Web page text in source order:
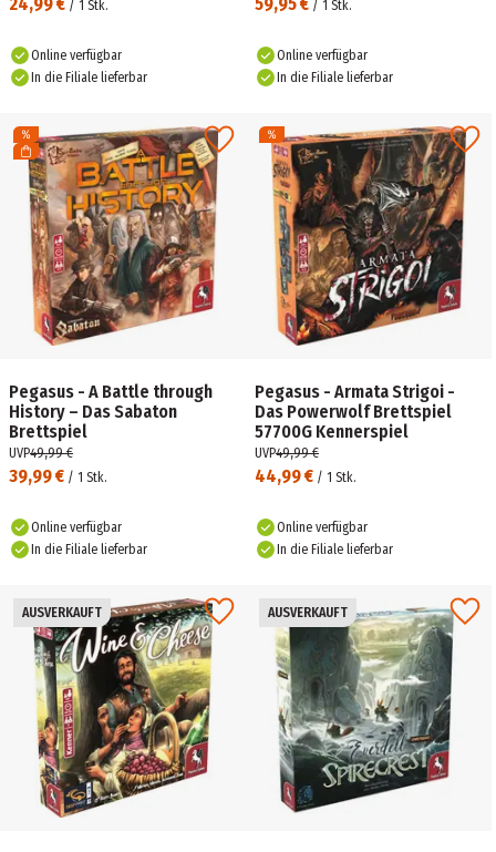
/ 1 Stk.
Online verfügbar
In die Filiale lieferbar
/ 1 Stk.
Online verfügbar
In die Filiale lieferbar
Pegasus - A Battle through
History – Das Sabaton
Brettspiel
39,99 € / 1 Stk.
UVP49,99 €
Online verfügbar
In die Filiale lieferbar
Pegasus - Armata Strigoi -
Das Powerwolf Brettspiel
57700G Kennerspiel
44,99 € / 1 Stk.
UVP49,99 €
Online verfügbar
In die Filiale lieferbar
AUSVERKAUFT AUSVERKAUFT